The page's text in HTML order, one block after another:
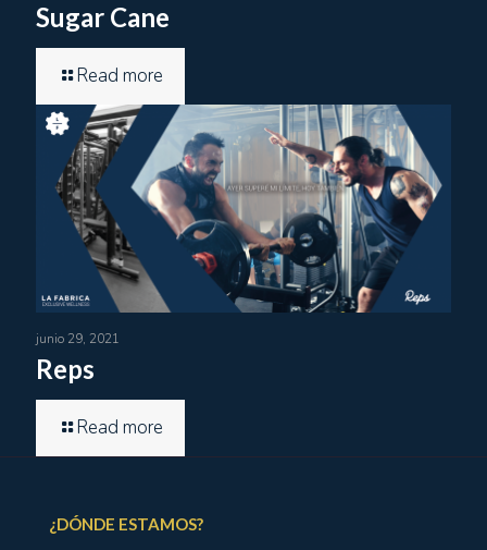
Sugar Cane
Read more
junio 29, 2021
Reps
Read more
¿DÓNDE ESTAMOS?